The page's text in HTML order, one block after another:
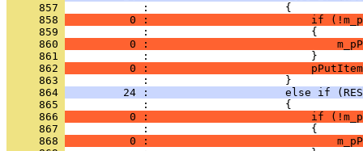
     857
     858
0 :                         if
     859
     860
0 :
     861
     862
0 :
     863
     864
24 :                     else if
     865
     866
0 :                         if
     867
     868
0 :